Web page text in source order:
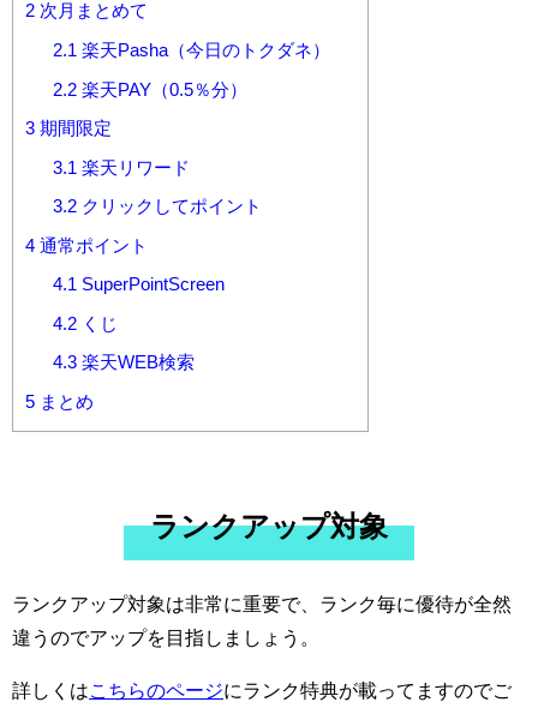
2 次月まとめて
2.1 楽天Pasha（今日のトクダネ）
2.2楽天PAY（0.5％分）
3 期間限定
3.1 楽天リワード
3.2クリックしてポイント
4 通常ポイント
4.1 SuperPointScreen
4.2くじ
4.3楽天WEB検索
5 まとめ
ランクアップ対象
ランクアップ対象は非常に重要で、ランク毎に優待が全然
違うのでアップを目指しましょう。
詳しくはこちらのページにランク特典が載ってますのでご